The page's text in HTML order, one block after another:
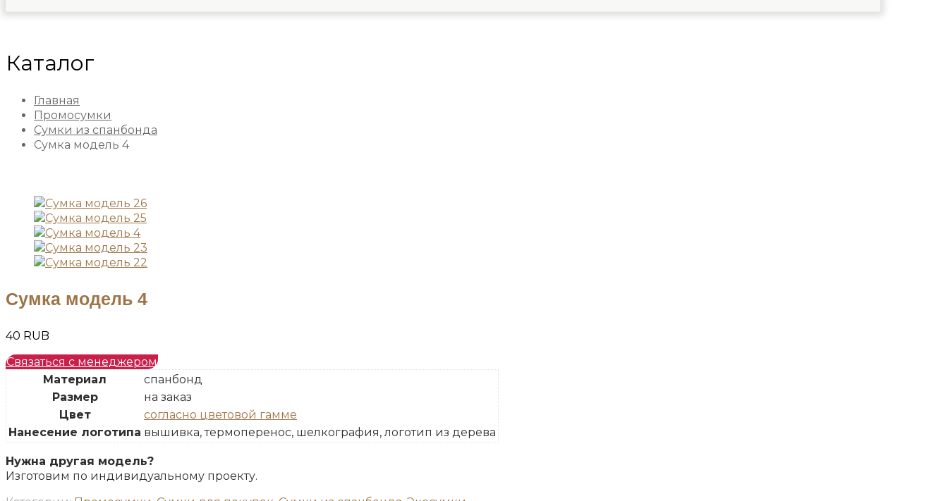
Каталог
Главная
Промосумки
Сумки из спанбонда
Сумка модель 4
Сумка модель 4
40 RUB
Связаться с менеджером
Материал
спанбонд
Размер
на заказ
Цвет
согласно цветовой гамме
Нанесение логотипа вышивка, термоперенос, шелкография, логотип из дерева
Нужна другая модель?
Изготовим по индивидуальному проекту.